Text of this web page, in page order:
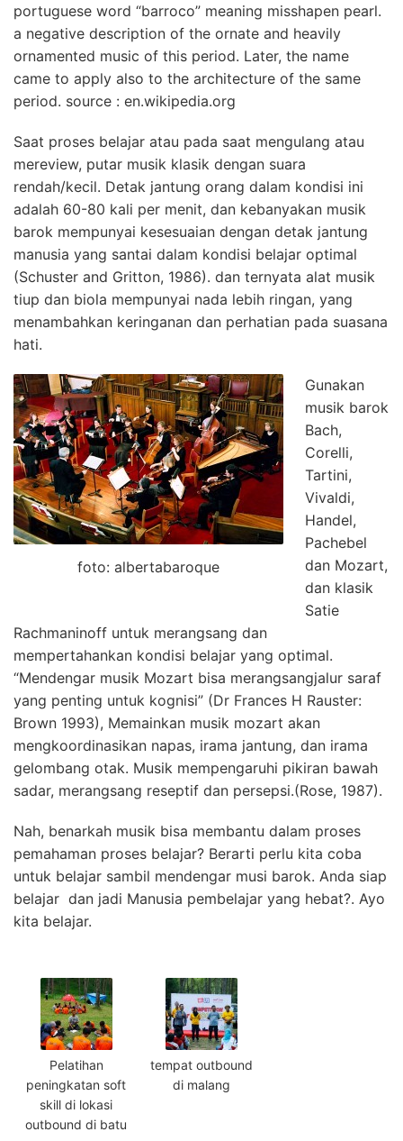
portuguese word “barroco” meaning misshapen pearl.
a negative description of the ornate and heavily
ornamented music of this period. Later, the name
came to apply also to the architecture of the same
period. source : en.wikipedia.org
Saat proses belajar atau pada saat mengulang atau
mereview, putar musik klasik dengan suara
rendah/kecil. Detak jantung orang dalam kondisi ini
adalah 60-80 kali per menit, dan kebanyakan musik
barok mempunyai kesesuaian dengan detak jantung
manusia yang santai dalam kondisi belajar optimal
(Schuster and Gritton, 1986). dan ternyata alat musik
tiup dan biola mempunyai nada lebih ringan, yang
menambahkan keringanan dan perhatian pada suasana
hati.
foto: albertabaroque
Gunakan
musik barok
Bach,
Corelli,
Tartini,
Vivaldi,
Handel,
Pachebel
dan Mozart,
dan klasik
Satie
Rachmaninoff untuk merangsang dan
mempertahankan kondisi belajar yang optimal.
“Mendengar musik Mozart bisa merangsangjalur saraf
yang penting untuk kognisi” (Dr Frances H Rauster:
Brown 1993), Memainkan musik mozart akan
mengkoordinasikan napas, irama jantung, dan irama
gelombang otak. Musik mempengaruhi pikiran bawah
sadar, merangsang reseptif dan persepsi.(Rose, 1987).
Nah, benarkah musik bisa membantu dalam proses
pemahaman proses belajar? Berarti perlu kita coba
untuk belajar sambil mendengar musi barok. Anda siap
belajar dan jadi Manusia pembelajar yang hebat?. Ayo
kita belajar.
Pelatihan
peningkatan soft
skill di lokasi
outbound di batu
tempat outbound
di malang